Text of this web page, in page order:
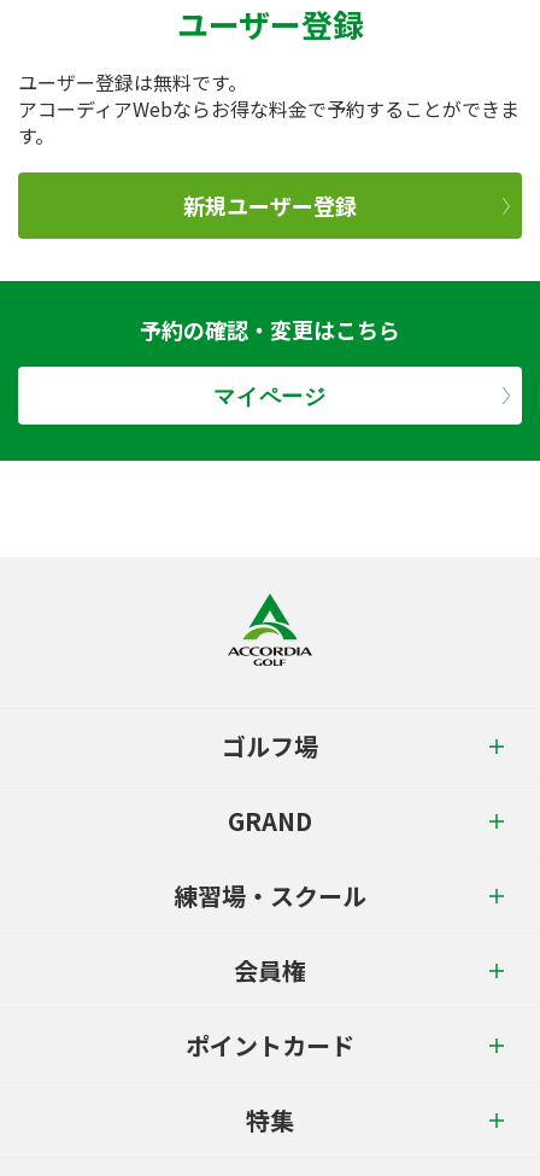
ユーザー登録
ユーザー登録は無料です。
アコーディアWebならお得な料金で予約することができま
す。
新規ユーザー登録
予約の確認・変更はこちら
マイページ
ゴルフ場
GRAND
練習場・スクール
会員権
ポイントカード
特集